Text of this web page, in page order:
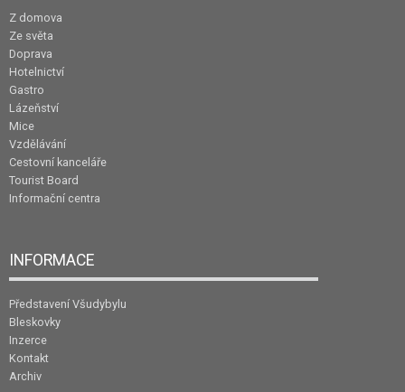
Z domova
Ze světa
Doprava
Hotelnictví
Gastro
Lázeňství
Mice
Vzdělávání
Cestovní kanceláře
Tourist Board
Informační centra
INFORMACE
Představení Všudybylu
Bleskovky
Inzerce
Kontakt
Archiv